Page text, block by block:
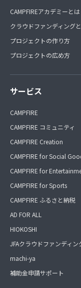
CAMPFIREアカデミーとは
クラウドファンディング
プロジェクトの作り方
プロジェクトの広め方
サービス
CAMPFIRE
CAMPFIRE コミュニティ
CAMPFIRE Creation
CAMPFIRE for Social
CAMPFIRE for
CAMPFIRE for Sports
CAMPFIRE ふるさと納税
AD FOR ALL
HIOKOSHI
JFAクラウドファンディン
machi-ya
補助金申請サポート